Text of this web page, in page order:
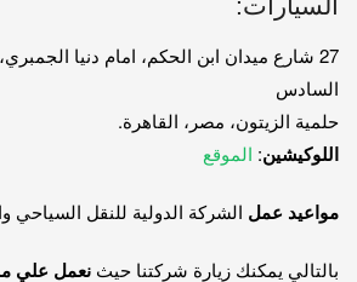
السيارات:
27 شارع ميدان ابن الحكم، امام دنيا
السادس
حلمية الزيتون، مصر، القاهرة.
اللوكيشين: الموقع
مواعيد عمل الشركة الدولية للنقل السياحي
بالتالي يمكنك زيارة شركتنا حيث نعمل علي